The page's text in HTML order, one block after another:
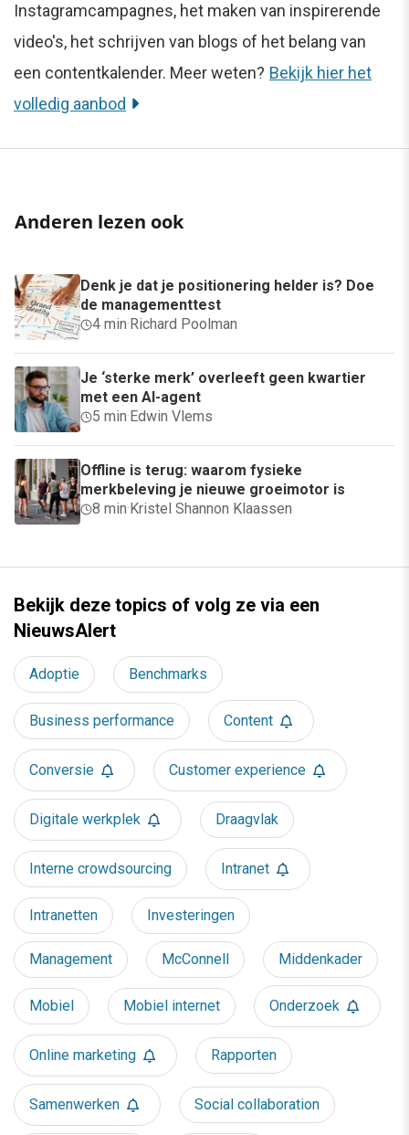
Instagramcampagnes, het maken van inspirerende
video's, het schrijven van blogs of het belang van
een contentkalender. Meer weten? Bekijk hier het
volledig aanbod
Anderen lezen ook
Denk je dat je positionering helder is? Doe
de managementtest
4 min· Richard Poolman
Je ‘sterke merk’ overleeft geen kwartier
met een AI-agent
5 min· Edwin Vlems
Offline is terug: waarom fysieke
merkbeleving je nieuwe groeimotor is
8 min· Kristel Shannon Klaassen
Bekijk deze topics of volg ze via een
NieuwsAlert
Adoptie Benchmarks
Business performance Content
Conversie Customer experience
Digitale werkplek Draagvlak
Interne crowdsourcing Intranet
Intranetten Investeringen
Management McConnell Middenkader
Mobiel Mobiel internet Onderzoek
Online marketing Rapporten
Samenwerken Social collaboration